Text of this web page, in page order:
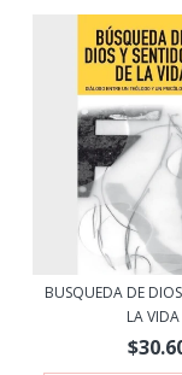
BUSQUEDA DE
LA VIDA